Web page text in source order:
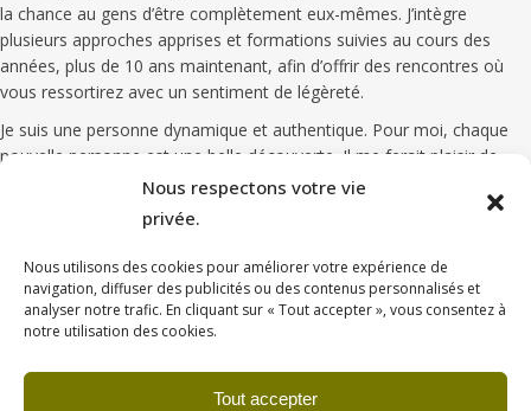
Nous respectons votre vie
privée.
Nous utilisons des cookies pour améliorer votre expérience de
navigation, diffuser des publicités ou des contenus personnalisés et
analyser notre trafic. En cliquant sur « Tout accepter », vous consentez à
notre utilisation des cookies.
Tout accepter
la chance au gens d’être complètement eux-mêmes. J’intègre
plusieurs approches apprises et formations suivies au cours des
années, plus de 10 ans maintenant, afin d’offrir des rencontres où
vous ressortirez avec un sentiment de légèreté.
Je suis une personne dynamique et authentique. Pour moi, chaque
nouvelle personne est une belle découverte. Il me ferait plaisir de
Clientèle/service :préadolescents/tes, adolescents/tes, jeunes
psychosociales.
Approches:systémique, cognitive comportementale.
difficiles, troubles anxieux, troubles de l’humeur (dépression, troubles
affectifs bipolaires, cyclothymie), traits ou troubles de la personnalité